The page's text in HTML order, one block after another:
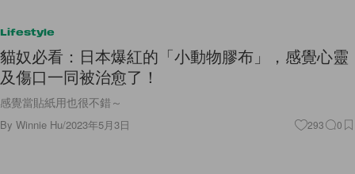
Lifestyle
貓奴必看：日本爆紅的「小動物膠布」，感覺心靈
及傷口一同被治愈了！
感覺當貼紙用也很不錯～
By Winnie Hu/2023年5月3日 293 0